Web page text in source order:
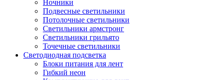
Ночники
Подвесные светильники
Потолочные светильники
Светильники армстронг
Светильники грильято
Точечные светильники
Светодиодная подсветка
Блоки питания для лент
Гибкий неон